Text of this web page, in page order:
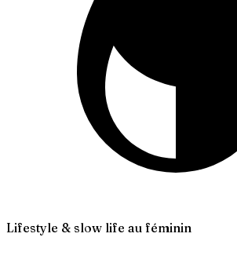
Lifestyle & slow life au féminin